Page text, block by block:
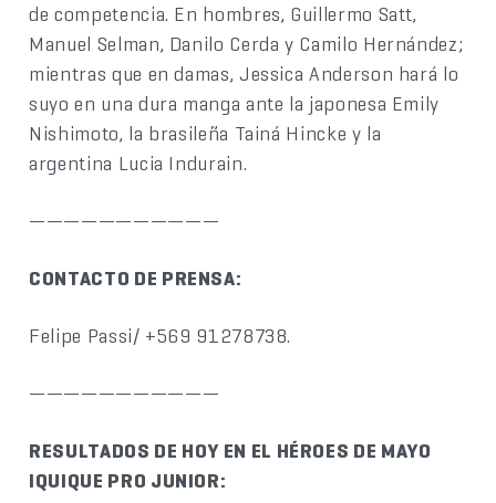
de competencia. En hombres, Guillermo Satt,
Manuel Selman, Danilo Cerda y Camilo Hernández;
mientras que en damas, Jessica Anderson hará lo
suyo en una dura manga ante la japonesa Emily
Nishimoto, la brasileña Tainá Hincke y la
argentina Lucia Indurain.
———————————
CONTACTO DE PRENSA:
Felipe Passi/ +569 91278738.
———————————
RESULTADOS DE HOY EN EL HÉROES DE MAYO
IQUIQUE PRO JUNIOR: